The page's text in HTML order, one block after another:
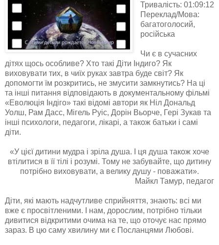
Тривалість: 01:09:12
Переклад/Мова:
багатоголосий,
російська
Чи є в сучасних
дітях щось особливе? Хто такі Діти Індиго? Як
виховувати тих, в чиїх руках завтра буде світ? Як
допомогти їм розкритись, не змусити замкнутись? На ці
та інші питання відповідають в документальному фільмі
«Еволюція Індіго» такі відомі автори як Ніл Дональд
Уолш, Рам Дасс, Мігель Руіс, Дорін Вьорче, Гері Зукав та
інші психологи, педагоги, лікарі, а також батьки і самі
діти.
«У цієї дитини мудра і зріла душа. І ця душа також хоче
втілитися в її тілі і розумі. Тому не забувайте, що дитину
потрібно виховувати, а велику душу - поважати».
Майкл Тамур, педагог
Діти, які мають надчутливе сприйняття, знають: всі ми
вже є просвітленими. І нам, дорослим, потрібно тільки
дивитися відкритими очима на те, що оточує нас прямо
зараз. В цю саму хвилину ми є Посланцями Любові.